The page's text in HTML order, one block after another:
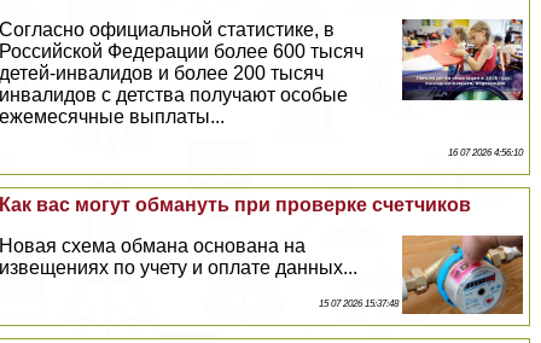
Согласно официальной статистике, в
Российской Федерации более 600 тысяч
детей-инвалидов и более 200 тысяч
инвалидов с детства получают особые
ежемecячные выплаты...
16 07 2026 4:56:10
Как вас могут обмануть при проверке счетчиков
Новая схема обмана основана на
извещениях по учету и оплате данных...
15 07 2026 15:37:48